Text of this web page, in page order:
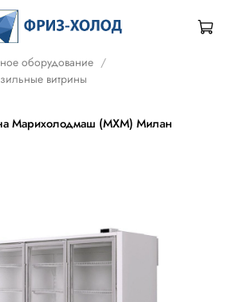
оборудование
витрины
Марихолодмаш (МХМ) Милан